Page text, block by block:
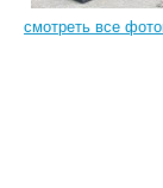
смотреть все